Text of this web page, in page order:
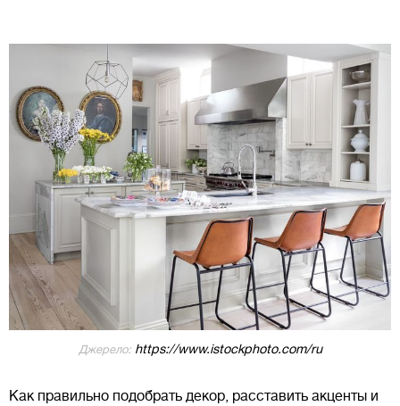
Джерело:https://www.istockphoto.com/ru
Как правильно подобрать декор, расставить акценты и